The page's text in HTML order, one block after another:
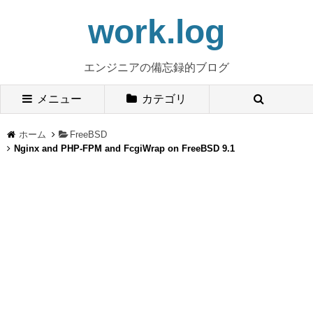
work.log
エンジニアの備忘録的ブログ
メニュー カテゴリ
ホーム
FreeBSD
Nginx and PHP-FPM and FcgiWrap on FreeBSD 9.1